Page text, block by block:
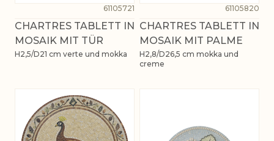
61105721
CHARTRES TABLETT IN
MOSAIK MIT TÜR
H2,5/D21 cm verte und mokka
61105820
CHARTRES TABLETT IN
MOSAIK MIT PALME
H2,8/D26,5 cm mokka und
creme